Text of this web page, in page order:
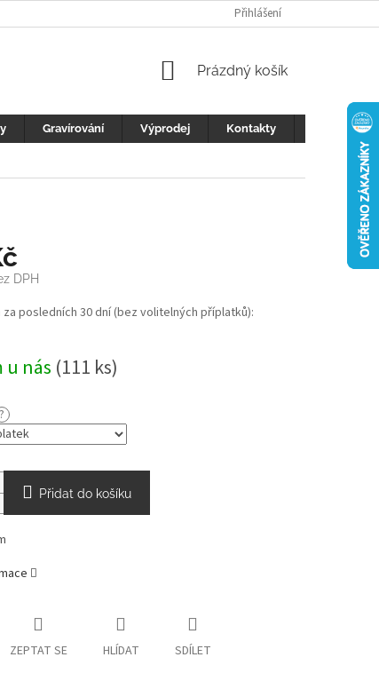
REKLAMACE
Přihlášení
NÁKUPNÍ
Prázdný košík
Gravírování Výprodej Kontakty
DPH
za posledních 30 dní (bez volitelných příplatků):
u nás (111 ks)
?
Přidat do košíku
ZEPTAT SE HLÍDAT SDÍLET